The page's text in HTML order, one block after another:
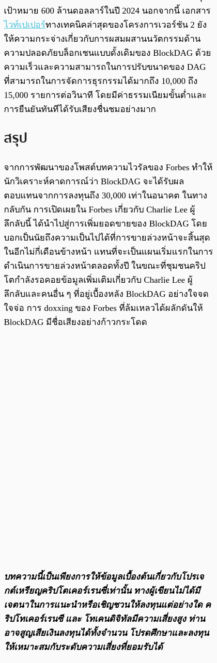
เป้าหมาย 600 ล้านดอลลาร์ในปี 2024 นอกจากนี้ เอกสาร
ไวท์เปเปอร์ทางเทคนิคล่าสุดของโครงการเวอร์ชัน 2 ยัง
ให้ความกระจ่างเกี่ยวกับการผสมผสานนวัตกรรมด้าน
ความปลอดภัยบล็อกเชนแบบดั้งเดิมของ BlockDAG ด้วย
ความเร็วและความสามารถในการปรับขนาดของ DAG
ที่สามารถในการจัดการธุรกรรมได้มากถึง 10,000 ถึง
15,000 รายการต่อวินาที โดยมีค่าธรรมเนียมขั้นต่ำและ
การยืนยันทันทีได้รับเสียงชื่นชมอย่างมาก
สรุป
จากการพัฒนาของโพสต์บทความไวรัลของ Forbes ทำให้
นักวิเคราะห์คาดการณ์ว่า BlockDAG จะได้รับผล
ตอบแทนจากการลงทุนถึง 30,000 เท่าในอนาคต ในทาง
กลับกัน การเปิดเผยใน Forbes เกี่ยวกับ Charlie Lee ผู้
ลึกลับนี้ ได้นำไปสู่การเพิ่มยอดขายของ BlockDAG โดย
บอกเป็นนัยถึงความเป็นไปได้ที่การขายล่วงหน้าจะสิ้นสุด
ในอีกไม่กี่เดือนข้างหน้า แทนที่จะเป็นแผนเริ่มแรกในการ
ดำเนินการขายล่วงหน้าตลอดทั้งปี ในขณะที่ชุมชนคริป
โตกำลังรอคอยข้อมูลเพิ่มเติมเกี่ยวกับ Charlie Lee ผู้
ลึกลับและคนอื่น ๆ ที่อยู่เบื้องหลัง BlockDAG อย่างใจจด
ใจจ่อ การ doxxing ของ Forbes ที่ล้มเหลวได้ผลักดันให้
BlockDAG มีชื่อเสียงอย่างก้าวกระโดด
บทความนี้เป็นเพียงการให้ข้อมูลเบื้องต้นเกี่ยวกับโปรเจ
กต์เหรียญคริปโตเคอร์เรนซี่เท่านั้น ทางผู้เขียนไม่ได้มี
เจตนาในการแนะนำหรือเชิญชวนให้ลงทุนแต่อย่างใด ค
ริปโทเคอร์เรนซี และ โทเคนดิจิทัลมีความเสี่ยงสูง ท่าน
อาจสูญเสียเงินลงทุนได้ทั้งจํานวน โปรดศึกษาและลงทุน
ให้เหมาะสมกับระดับความเสี่ยงที่ยอมรับได้